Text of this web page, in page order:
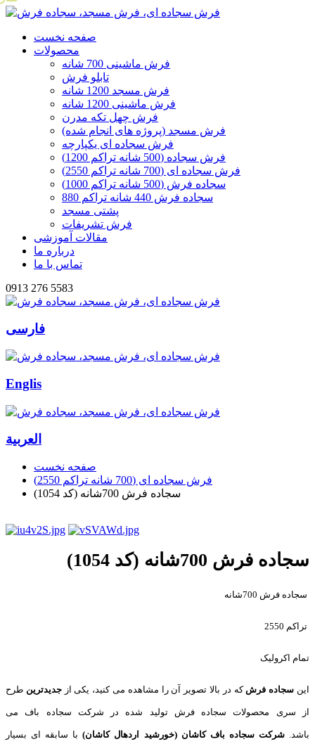
صفحه نخست
محصولات
فرش ماشینی 700 شانه
تابلو فرش
فرش مسجد 1200 شانه
فرش ماشینی 1200 شانه
فرش چهل تکه مدرن
فرش مسجد (پروژه های انجام شده)
فرش سجاده ای یکپارچه
فرش سجاده (500 شانه تراکم 1200)
فرش سجاده ای (700 شانه تراکم 2550)
سجاده فرش (500 شانه تراکم 1000)
سجاده فرش 440 شانه تراکم 880
پشتی مسجد
فرش تشریفات
مقالات آموزشی
درباره ما
تماس با ما
0913 276 5583
فارسی
Englis
العربیة
صفحه نخست
فرش سجاده ای (700 شانه تراکم 2550)
سجاده فرش 700شانه (کد 1054)
سجاده فرش 700شانه (کد 1054)
سجاده فرش 700شانه
تراکم 2550
تمام اکرولیک
این سجاده فرش که در بالا تصویر آن را مشاهده می کنید، یکی ازجدیدترین طرح
از سری محصولات سجاده فرش تولید شده در شرکت سجاده باف می
باشد.شرکت سجاده باف کاشان (خورشید اردهال کاشان)با سابقه ای بسیار